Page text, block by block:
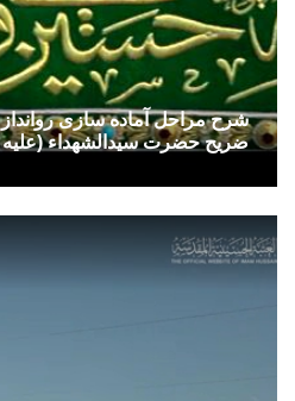
شرح مراحل آماده سازی
ضریح حضرت سیدالشهداء (علیه